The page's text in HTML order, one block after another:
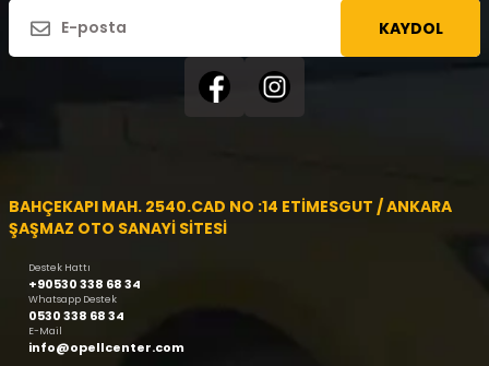
KAYDOL
BAHÇEKAPI MAH. 2540.CAD NO :14 ETİMESGUT / ANKARA
ŞAŞMAZ OTO SANAYİ SİTESİ
Destek Hattı
+90530 338 68 34
Whatsapp Destek
0530 338 68 34
E-Mail
info@opellcenter.com